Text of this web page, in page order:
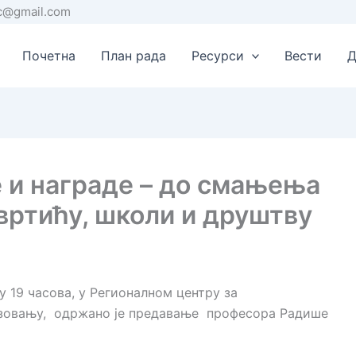
Почетна План рада Ресурси Вести
и награде – до смањења
школи и друштву
19 часова, у Регионалном центру за
одржано је предавање професора Радише